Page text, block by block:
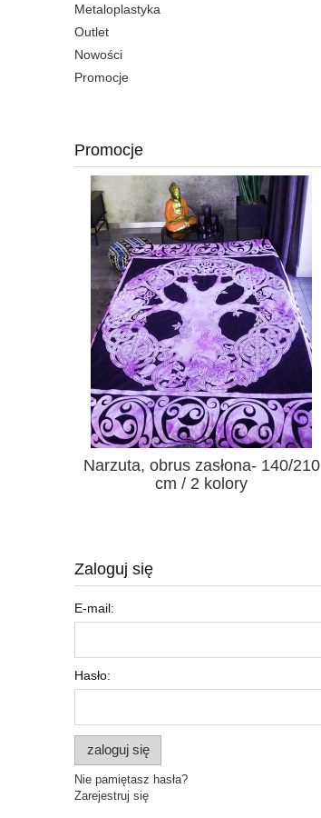
Metaloplastyka
Outlet
Nowości
Promocje
Promocje
Narzuta, obrus zasłona- 140/210
cm / 2 kolory
Zaloguj się
E-mail:
Hasło:
zaloguj się
Nie pamiętasz hasła?
Zarejestruj się